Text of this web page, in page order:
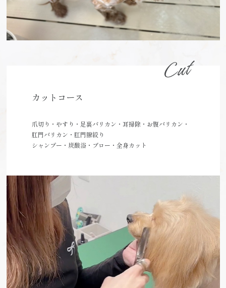
カットコース
爪切り・やすり・足裏バリカン・耳掃除・お腹バリカン・
肛門バリカン・肛門腺絞り
シャンプー・炭酸浴・ブロー・全身カット